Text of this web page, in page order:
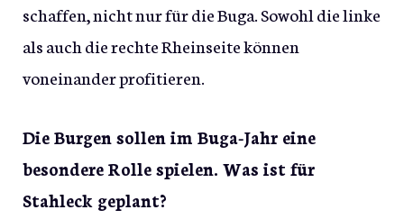
schaffen, nicht nur für die Buga. Sowohl die linke
als auch die rechte Rheinseite können
voneinander profitieren.
Die Burgen sollen im Buga-Jahr eine
besondere Rolle spielen. Was ist für
Stahleck geplant?